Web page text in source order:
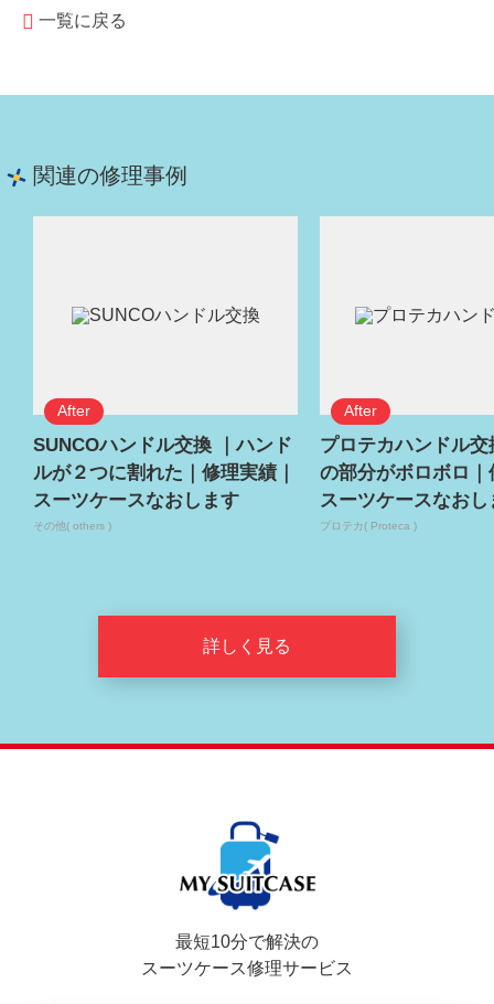
一覧に戻る
関連の修理事例
SUNCOハンドル交換 ｜ハンド
ルが２つに割れた｜修理実績｜
スーツケースなおします
その他( others )
プロテカハンドル
の部分がボロボロ｜
スーツケースなおし
プロテカ( Proteca )
詳しく見る
最短10分で解決の
スーツケース修理サービス